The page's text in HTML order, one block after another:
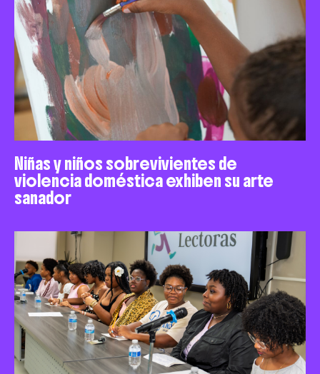
Niñas y niños sobrevivientes de
violencia doméstica exhiben su arte
sanador